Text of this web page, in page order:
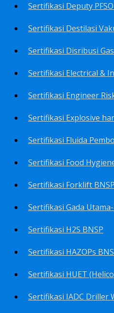
Sertifikasi Deputy
Sertifikasi Destilasi
Sertifikasi Disribusi
Sertifikasi Food
Sertifikasi Forklift BNSP
Sertifikasi H2S BNSP
Sertifikasi HAZOPs
Sertifikasi IADC Driller